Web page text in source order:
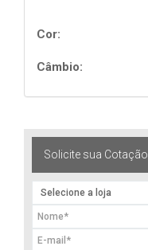
Cor:
Câmbio:
Solicite sua Cotação